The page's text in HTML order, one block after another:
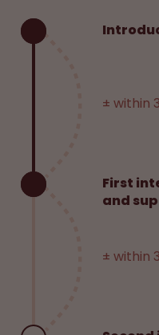
± within
± within
First
and